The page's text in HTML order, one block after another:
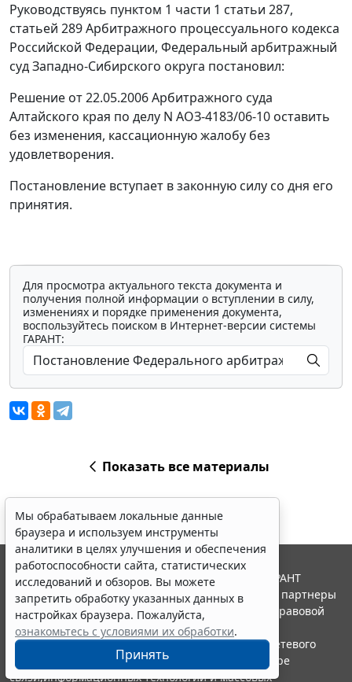
Руководствуясь пунктом 1 части 1 статьи 287,
статьей 289Арбитражного процессуального кодекса
Российской Федерации, Федеральный арбитражный
суд Западно-Сибирского округа постановил:
Решение от 22.05.2006 Арбитражного суда
Алтайского края по делу N АОЗ-4183/06-10 оставить
без изменения, кассационную жалобу без
удовлетворения.
Постановление вступает в законную силу со дня его
принятия.
Для просмотра актуального текста документа и
получения полной информации о вступлении в силу,
изменениях и порядке применения документа,
воспользуйтесь поиском в Интернет-версии системы
ГАРАНТ:
Показать все материалы
Мы обрабатываем локальные данные
браузера и используем инструменты
аналитики в целях улучшения и обеспечения
работоспособности сайта, статистических
исследований и обзоров. Вы можете
запретить обработку указанных данных в
настройках браузера. Пожалуйста,
ознакомьтесь с условиями их обработки.
Принять
© ООО "НПП "ГАРАНТ-СЕРВИС", 2026. Система ГАРАНТ
выпускается с 1990 года. Компания "Гарант" и ее партнеры
являются участниками Российской ассоциации правовой
информации ГАРАНТ.
Портал ГАРАНТ.РУ зарегистрирован в качестве сетевого
издания Федеральной службой по надзору в сфере
связи,информационных технологий и массовых